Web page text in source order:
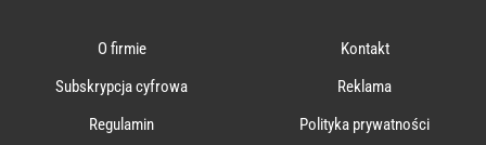
O firmie
Kontakt
Subskrypcja cyfrowa
Reklama
Regulamin
Polityka prywatności